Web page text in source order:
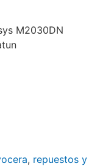
M2030DN
, repuestos y